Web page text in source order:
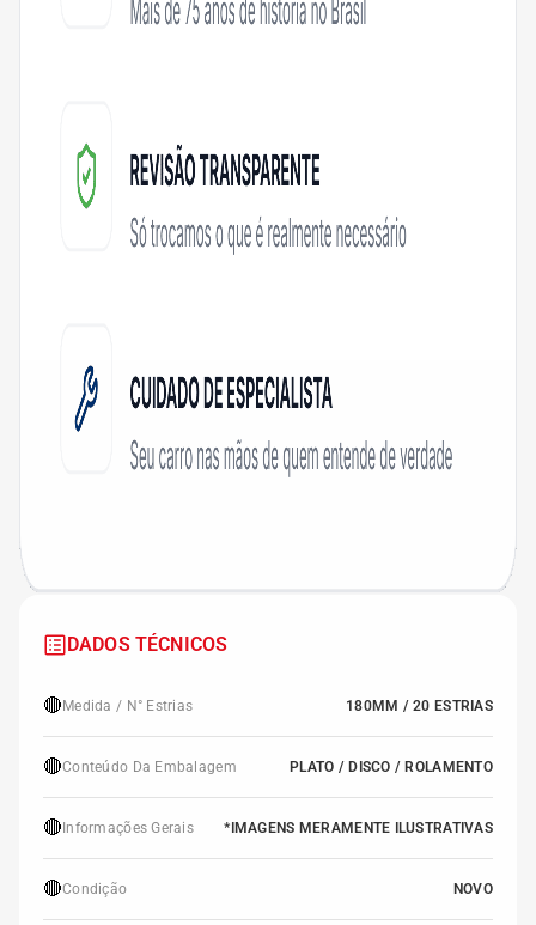
DADOS TÉCNICOS
🔴 Medida / N° Estrias 180MM / 20 ESTRIAS
🔴Conteúdo Da Embalagem PLATO / DISCO / ROLAMENTO
🔴 Informações Gerais *IMAGENS MERAMENTE ILUSTRATIVAS
🔴Condição NOVO